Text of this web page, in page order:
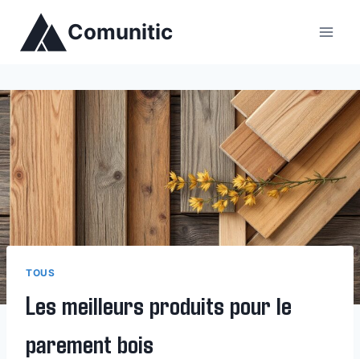
contenu
Comunitic
TOUS
Les meilleurs produits pour le
parement bois